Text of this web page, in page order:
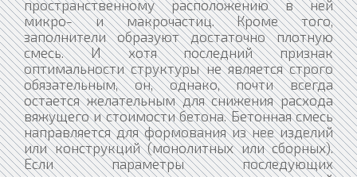
пространственному расположению в ней
микро- и макрочастиц. Кроме того,
заполнители образуют достаточно плотную
смесь. И хотя последний признак
оптимальности структуры не является строго
обязательным, он, однако, почти всегда
остается желательным для снижения расхода
вяжущего и стоимости бетона. Бетонная смесь
направляется для формования из нее изделий
или конструкций (монолитных или сборных).
Если параметры последующих